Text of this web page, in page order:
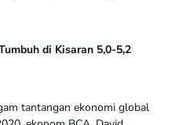
di Kisaran 5,0-5,2
tantangan ekonomi global